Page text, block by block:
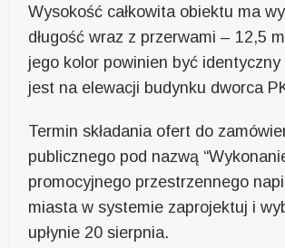
Wysokość całkowita obiektu ma
długość wraz z przerwami – 12,5
jego kolor powinien być
jest na elewacji budynku dworca
Termin składania ofert do
publicznego pod nazwą
promocyjnego przestrzennego
miasta w systemie zaprojektuj i
upłynie 20 sierpnia.